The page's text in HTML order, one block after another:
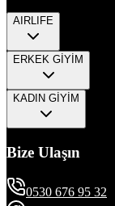
AIRLIFE
ERKEK GİYİM
KADIN GİYİM
Bize Ulaşın
0530 676 95 32